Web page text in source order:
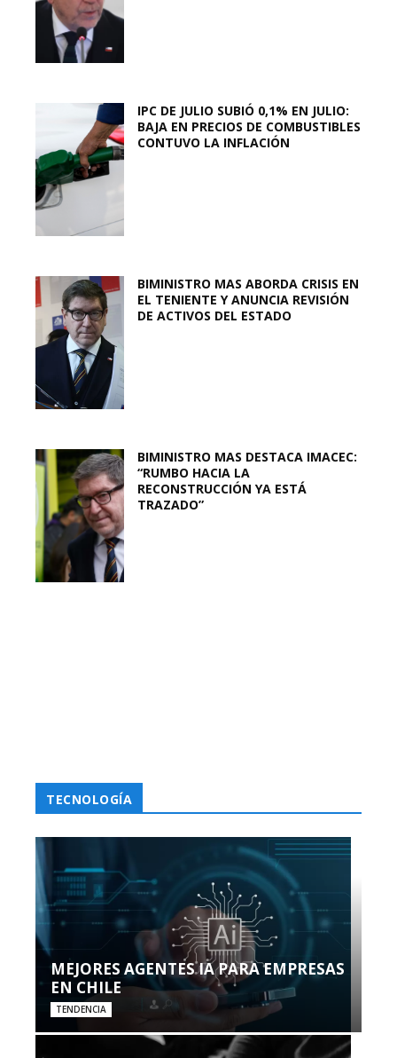
IPC DE JULIO SUBIÓ 0,1% EN JULIO:
BAJA EN PRECIOS DE COMBUSTIBLES
CONTUVO LA INFLACIÓN
BIMINISTRO MAS ABORDA CRISIS EN
EL TENIENTE Y ANUNCIA REVISIÓN
DE ACTIVOS DEL ESTADO
BIMINISTRO MAS DESTACA IMACEC:
“RUMBO HACIA LA
RECONSTRUCCIÓN YA ESTÁ
TRAZADO”
TECNOLOGÍA
MEJORES AGENTES IA PARA EMPRESAS
EN CHILE
TENDENCIA